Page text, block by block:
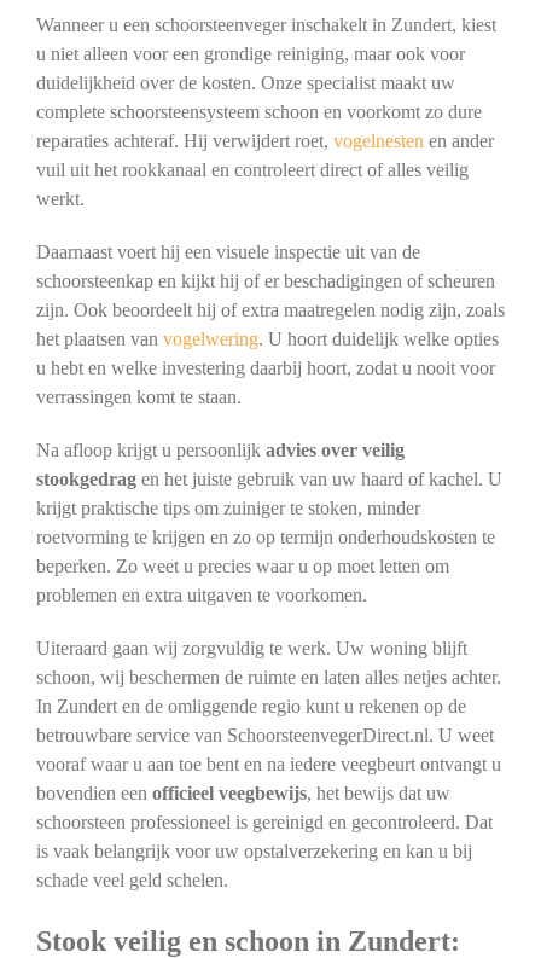
Wanneer u een schoorsteenveger inschakelt in Zundert, kiest
u niet alleen voor een grondige reiniging, maar ook voor
duidelijkheid over de kosten. Onze specialist maakt uw
complete schoorsteensysteem schoon en voorkomt zo dure
reparaties achteraf. Hij verwijdert roet, vogelnesten en ander
vuil uit het rookkanaal en controleert direct of alles veilig
werkt.
Daarnaast voert hij een visuele inspectie uit van de
schoorsteenkap en kijkt hij of er beschadigingen of scheuren
zijn. Ook beoordeelt hij of extra maatregelen nodig zijn, zoals
het plaatsen van vogelwering. U hoort duidelijk welke opties
u hebt en welke investering daarbij hoort, zodat u nooit voor
verrassingen komt te staan.
Na afloop krijgt u persoonlijk advies over veilig
stookgedragen het juiste gebruik van uw haard of kachel. U
krijgt praktische tips om zuiniger te stoken, minder
roetvorming te krijgen en zo op termijn onderhoudskosten te
beperken. Zo weet u precies waar u op moet letten om
problemen en extra uitgaven te voorkomen.
Uiteraard gaan wij zorgvuldig te werk. Uw woning blijft
schoon, wij beschermen de ruimte en laten alles netjes achter.
In Zundert en de omliggende regio kunt u rekenen op de
betrouwbare service van SchoorsteenvegerDirect.nl. U weet
vooraf waar u aan toe bent en na iedere veegbeurt ontvangt u
bovendien een officieel veegbewijs, het bewijs dat uw
schoorsteen professioneel is gereinigd en gecontroleerd. Dat
is vaak belangrijk voor uw opstalverzekering en kan u bij
schade veel geld schelen.
Stook veilig en schoon in Zundert: